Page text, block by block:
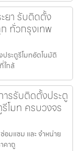
ยา รับติดตั้ง
ทั่วกรุงเทพ
ระตูรีโมทอัตโนมัติ
ใกล้
รรับติดตั้งประตู
โมท ครบวงจร
มแซม และ จำหน่าย
คาถู